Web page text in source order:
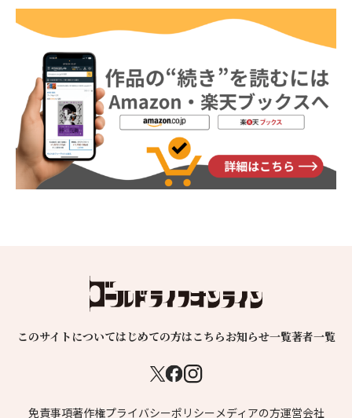
このサイトについてはじめての方はこちらお知らせ一覧著者一覧
免責事項著作権プライバシーポリシー メディアの方運営会社